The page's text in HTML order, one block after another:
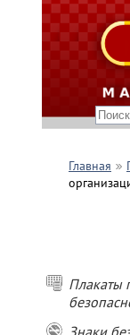
Главная
Плакаты
Знаки